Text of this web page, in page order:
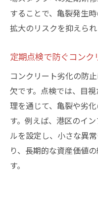
することで、亀裂発生
拡大のリスクを抑えられ
定期点検で防ぐコンク
コンクリート劣化の防
欠です。点検では、目
理を通じて、亀裂や劣
す。例えば、港区のイ
ルを設定し、小さな異
り、長期的な資産価値
す。